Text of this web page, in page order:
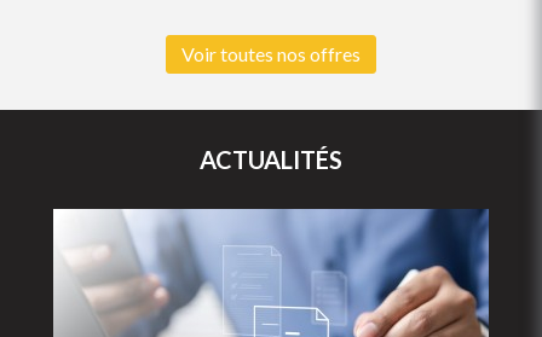
Voir toutes nos offres
ACTUALITÉS